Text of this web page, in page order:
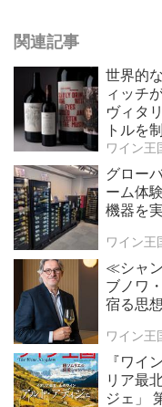
関連記事
世界的
ィッチ
ヴィタ
トルを
で、ボ
ョンで
R・グ
品修復
ワイン王
グロー
ーム体
機器を
ワイン王
≪シャ
ブノワ
宿る思想
ワイン王
『ワイ
リア最
ジェ」